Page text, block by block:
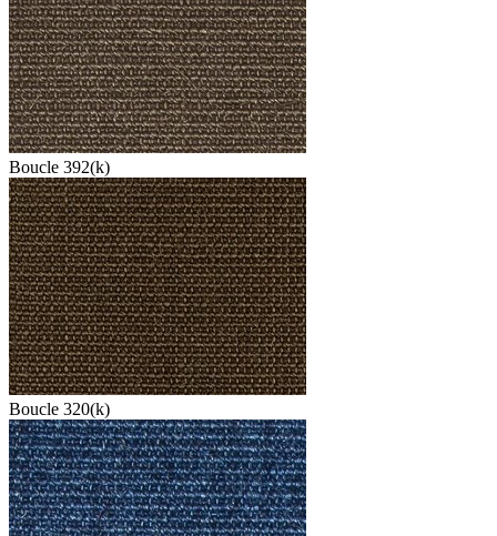
Boucle 392(k)
Boucle 320(k)